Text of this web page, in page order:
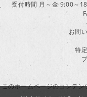
受付時間 月～金 9:00～
お問
特
このホームページのコンテ